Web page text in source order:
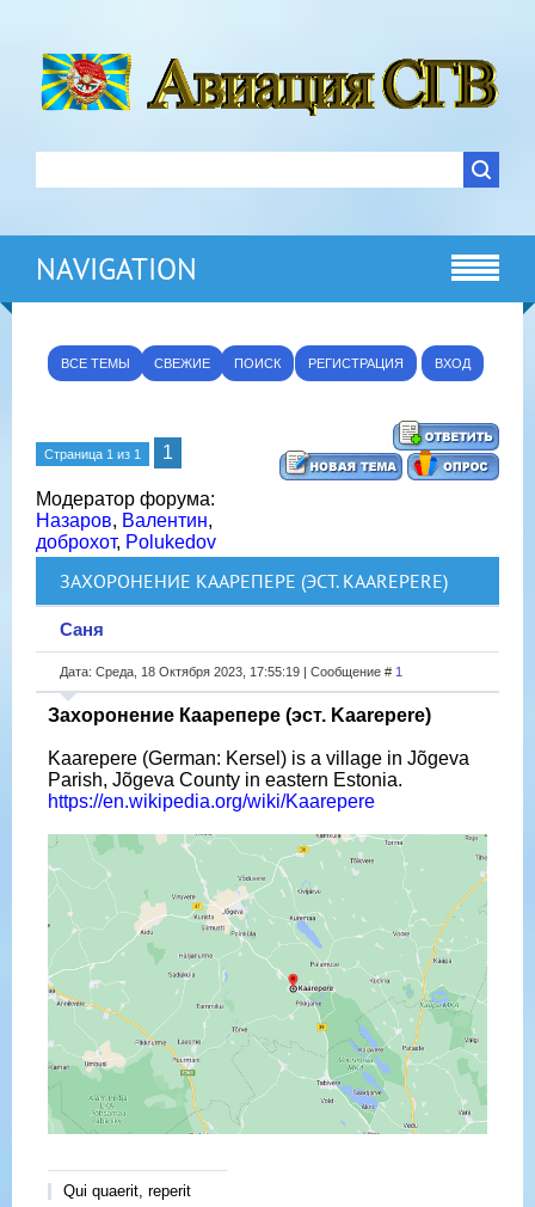
NAVIGATION
ВСЕ ТЕМЫ СВЕЖИЕ ПОИСК РЕГИСТРАЦИЯ ВХОД
Страница 1 из 1 1
Модератор форума:
Назаров, Валентин,
доброхот, Polukedov
ЗАХОРОНЕНИЕ КААРЕПЕРЕ (ЭСТ. KAAREPERE)
Саня
Дата: Среда, 18 Октября 2023, 17:55:19 | Сообщение # 1
Захоронение Каарепере (эст. Kaarepere)
Kaarepere (German: Kersel) is a village in Jõgeva
Parish, Jõgeva County in eastern Estonia.
https://en.wikipedia.org/wiki/Kaarepere
Qui quaerit, reperit